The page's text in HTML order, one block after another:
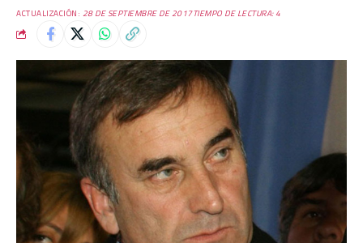
ACTUALIZACIÓN: 28 DE SEPTIEMBRE DE 2017TIEMPO DE LECTURA: 4